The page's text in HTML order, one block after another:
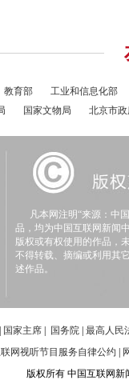
教育部
工业和信息化部
国家文物局 北京市
凡本网注明“来源：中
品，均为中国互联网新闻
版权或有权使用的作品，
不得转载、摘编或利用其
述作品。
国家主席 国务院 最高人民
网视听节目服务自律公约
版权所有 中国互联网新